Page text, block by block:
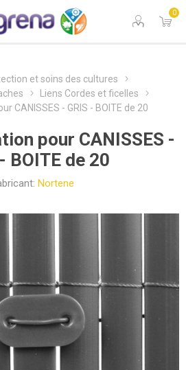
0
et soins des cultures
Liens Cordes et ficelles
CANISSES - GRIS - BOITE de 20
pour CANISSES -
BOITE de 20
Nortene